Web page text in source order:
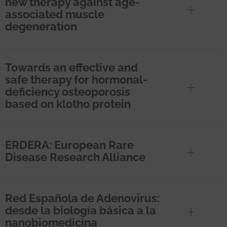
associated muscle
degeneration
Towards an effective and
safe therapy for hormonal-
deficiency osteoporosis
based on klotho protein
ERDERA: European Rare
Disease Research Alliance
Red Española de Adenovirus:
desde la biología básica a la
nanobiomedicina